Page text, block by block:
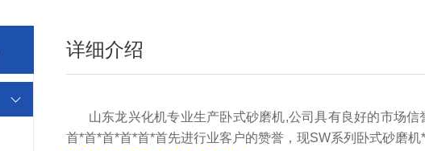
详细介绍
山东龙兴化机专业生产卧式砂磨机,公司具有良好的市场
首*首*首*首*首*首先进行业客户的赞誉，现SW系列卧式砂磨机*